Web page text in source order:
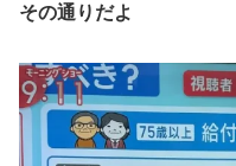
その通りだよ